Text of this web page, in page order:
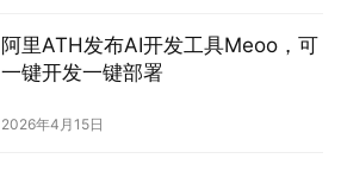
阿里ATH发布AI开发工具Meoo，可
一键开发一键部署
2026年4月15日